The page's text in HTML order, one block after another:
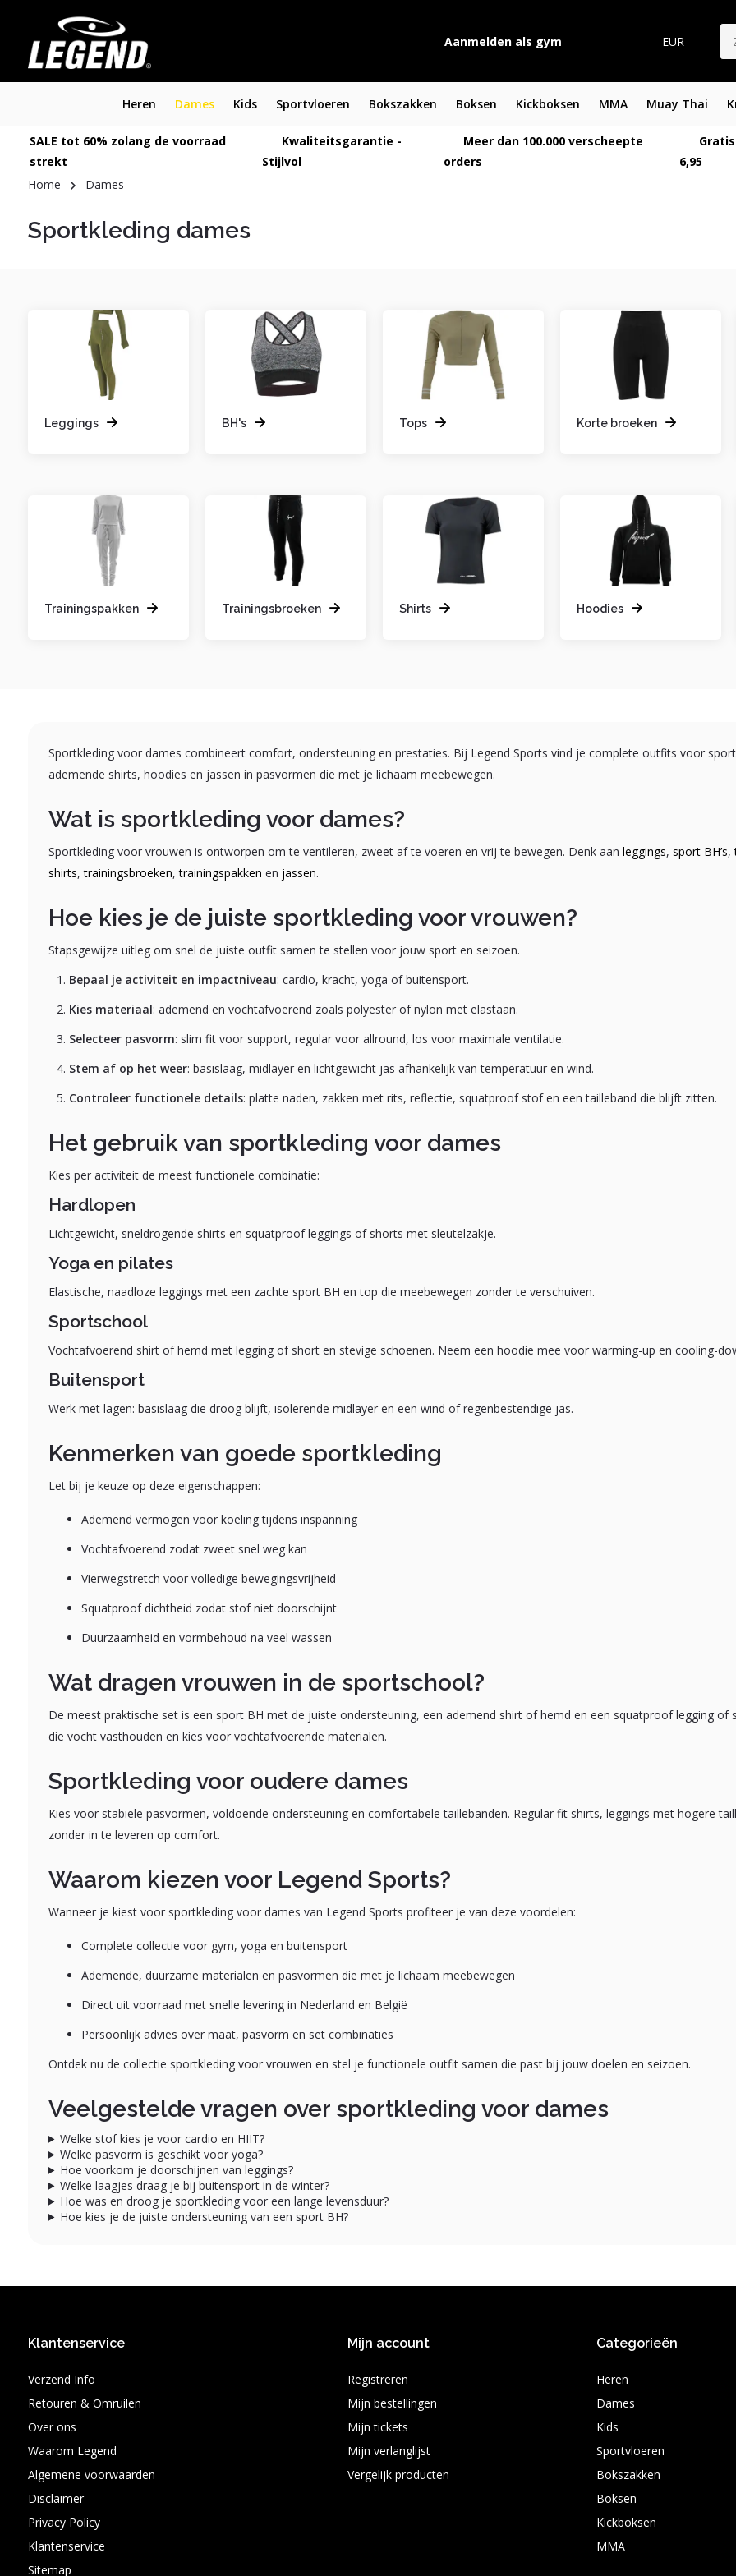
Aanmelden als gym EUR
Heren Dames Kids Sportvloeren Bokszakken Boksen Kickboksen MMA Muay Thai
SALE tot 60% zolang de voorraad
strekt
Kwaliteitsgarantie -
Stijlvol
Meer dan 100.000 verscheepte
orders
6,95
Home
Dames
Sportkleding dames
Leggings BH's Tops Korte broeken
Trainingspakken Trainingsbroeken Shirts Hoodies
Sportkleding voor dames combineert comfort, ondersteuning en prestaties. Bij Legend Sports vind je complete outfits voor
ademende shirts, hoodies en jassen in pasvormen die met je lichaam meebewegen.
Wat is sportkleding voor dames?
Sportkleding voor vrouwen is ontworpen om te ventileren, zweet af te voeren en vrij te bewegen. Denk aan leggings, sport BH’s,
shirts,trainingsbroeken,trainingspakken en jassen.
Hoe kies je de juiste sportkleding voor vrouwen?
Stapsgewijze uitleg om snel de juiste outfit samen te stellen voor jouw sport en seizoen.
Bepaal je activiteit en impactniveau: cardio, kracht, yoga of buitensport.
Kies materiaal: ademend en vochtafvoerend zoals polyester of nylon met elastaan.
Selecteer pasvorm: slim fit voor support, regular voor allround, los voor maximale ventilatie.
Stem af op het weer: basislaag, midlayer en lichtgewicht jas afhankelijk van temperatuur en wind.
Controleer functionele details: platte naden, zakken met rits, reflectie, squatproof stof en een tailleband die blijft zitten.
Het gebruik van sportkleding voor dames
Kies per activiteit de meest functionele combinatie:
Hardlopen
Lichtgewicht, sneldrogende shirts en squatproof leggings of shorts met sleutelzakje.
Yoga en pilates
Elastische, naadloze leggings met een zachte sport BH en top die meebewegen zonder te verschuiven.
Sportschool
Vochtafvoerend shirt of hemd met legging of short en stevige schoenen. Neem een hoodie mee voor warming-up en cooling-
Buitensport
Werk met lagen: basislaag die droog blijft, isolerende midlayer en een wind of regenbestendige jas.
Kenmerken van goede sportkleding
Let bij je keuze op deze eigenschappen:
Ademend vermogen voor koeling tijdens inspanning
Vochtafvoerend zodat zweet snel weg kan
Vierwegstretch voor volledige bewegingsvrijheid
Squatproof dichtheid zodat stof niet doorschijnt
Duurzaamheid en vormbehoud na veel wassen
Wat dragen vrouwen in de sportschool?
De meest praktische set is een sport BH met de juiste ondersteuning, een ademend shirt of hemd en een squatproof legging
die vocht vasthouden en kies voor vochtafvoerende materialen.
Sportkleding voor oudere dames
Kies voor stabiele pasvormen, voldoende ondersteuning en comfortabele taillebanden. Regular fit shirts, leggings met hogere
zonder in te leveren op comfort.
Waarom kiezen voor Legend Sports?
Wanneer je kiest voor sportkleding voor dames van Legend Sports profiteer je van deze voordelen:
Complete collectie voor gym, yoga en buitensport
Ademende, duurzame materialen en pasvormen die met je lichaam meebewegen
Direct uit voorraad met snelle levering in Nederland en België
Persoonlijk advies over maat, pasvorm en set combinaties
Ontdek nu de collectie sportkleding voor vrouwen en stel je functionele outfit samen die past bij jouw doelen en seizoen.
Veelgestelde vragen over sportkleding voor dames
Welke stof kies je voor cardio en HIIT?
Welke pasvorm is geschikt voor yoga?
Hoe voorkom je doorschijnen van leggings?
Welke laagjes draag je bij buitensport in de winter?
Hoe was en droog je sportkleding voor een lange levensduur?
Hoe kies je de juiste ondersteuning van een sport BH?
Klantenservice
Verzend Info
Retouren & Omruilen
Over ons
Waarom Legend
Algemene voorwaarden
Disclaimer
Privacy Policy
Klantenservice
Sitemap
Mijn account
Registreren
Mijn bestellingen
Mijn tickets
Mijn verlanglijst
Vergelijk producten
Categorieën
Heren
Dames
Kids
Sportvloeren
Bokszakken
Boksen
Kickboksen
MMA